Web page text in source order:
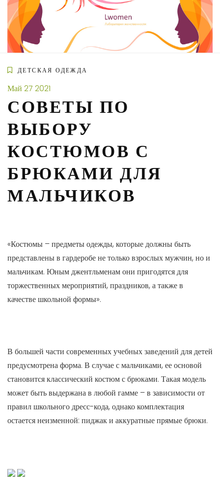
Skip
content
ДЕТСКАЯ ОДЕЖДА
Май 27 2021
СОВЕТЫ ПО
ВЫБОРУ
КОСТЮМОВ С
БРЮКАМИ ДЛЯ
МАЛЬЧИКОВ
«Костюмы – предметы одежды, которые должны быть
представлены в гардеробе не только взрослых мужчин, но и
мальчикам. Юным джентльменам они пригодятся для
торжественных мероприятий, праздников, а также в
качестве школьной формы».
В большей части современных учебных заведений для детей
предусмотрена форма. В случае с мальчиками, ее основой
становится классический костюм с брюками. Такая модель
может быть выдержана в любой гамме – в зависимости от
правил школьного дресс-кода, однако комплектация
остается неизменной: пиджак и аккуратные прямые брюки.